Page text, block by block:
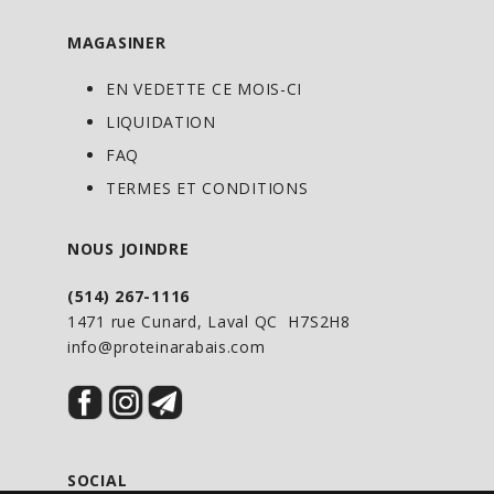
d’être intégré à votre régime de
DIRECTIVES D’UTILISATION
Adultes : Comme supplément
fois par jour avec de la nourriture ou tel
de santé.
MAGASINER
EN VEDETTE CE MOIS-CI
LIQUIDATION
FAQ
TERMES ET CONDITIONS
NOUS JOINDRE
(514) 267-1116
1471 rue Cunard, Laval QC H7S2H8
info@proteinarabais.com
SOCIAL